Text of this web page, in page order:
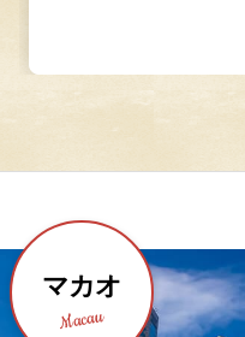
マカオ
Macau